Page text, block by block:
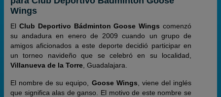
Wings
El Club Deportivo Bádminton Goose Wings comenzó
su andadura en enero de 2009 cuando un grupo de
amigos aficionados a este deporte decidió participar en
un torneo navideño que se celebró en su localidad,
Villanueva de la Torre , Guadalajara.
El nombre de su equipo, Goose Wings , viene del inglés
que significa alas de ganso. El motivo de este nombre se